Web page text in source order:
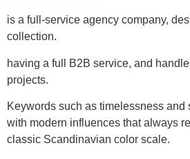
is a full-service agency company,
collection.
having a full B2B service, and
projects.
Keywords such as timelessness
with modern influences that always
classic Scandinavian color scale.